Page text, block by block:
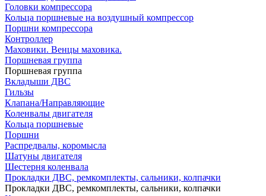
Головки компрессора
Кольца поршневые на воздушный компрессор
Поршни компрессора
Контроллер
Маховики. Венцы маховика.
Поршневая группа
Поршневая группа
Вкладыши ДВС
Гильзы
Клапана/Направляющие
Коленвалы двигателя
Кольца поршневые
Поршни
Распредвалы, коромысла
Шатуны двигателя
Шестерня коленвала
Прокладки ДВС, ремкомплекты, сальники, колпачки
Прокладки ДВС, ремкомплекты, сальники, колпачки